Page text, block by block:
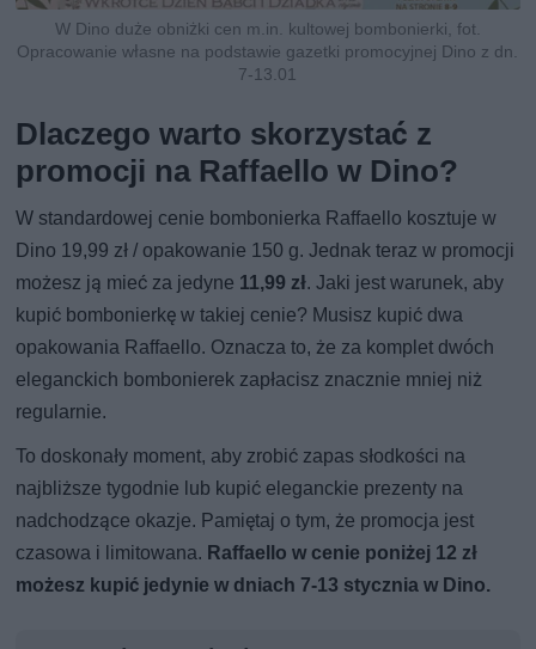
W Dino duże obniżki cen m.in. kultowej bombonierki, fot.
Opracowanie własne na podstawie gazetki promocyjnej Dino z dn.
7-13.01
Dlaczego warto skorzystać z
promocji na Raffaello w Dino?
W standardowej cenie bombonierka Raffaello kosztuje w
Dino 19,99 zł / opakowanie 150 g. Jednak teraz w promocji
możesz ją mieć za jedyne 11,99 zł. Jaki jest warunek, aby
kupić bombonierkę w takiej cenie? Musisz kupić dwa
opakowania Raffaello. Oznacza to, że za komplet dwóch
eleganckich bombonierek zapłacisz znacznie mniej niż
regularnie.
To doskonały moment, aby zrobić zapas słodkości na
najbliższe tygodnie lub kupić eleganckie prezenty na
nadchodzące okazje. Pamiętaj o tym, że promocja jest
czasowa i limitowana. Raffaello w cenie poniżej 12 zł
możesz kupić jedynie w dniach 7-13 stycznia w Dino.